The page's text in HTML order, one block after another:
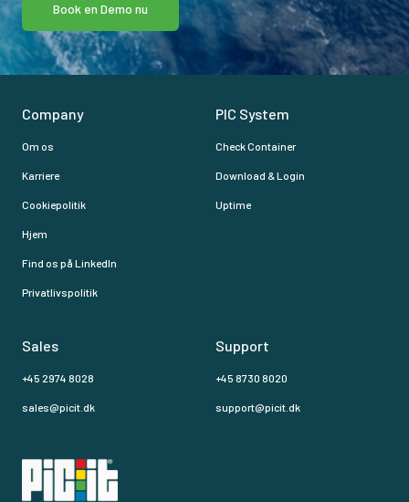
Book en Demo nu
Company
Om os
Karriere
Cookiepolitik
Hjem
Find os på LinkedIn
Privatlivspolitik
PIC System
Check Container
Download & Login
Uptime
Sales
+45 2974 8028
sales@picit.dk
Support
+45 8730 8020
support@picit.dk